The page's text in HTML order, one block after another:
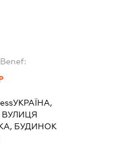
УКРАЇНА,
ВУЛИЦЯ
БУДИНОК